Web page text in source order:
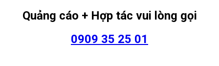
Quảng cáo + Hợp tác vui lòng gọi
0909 35 25 01